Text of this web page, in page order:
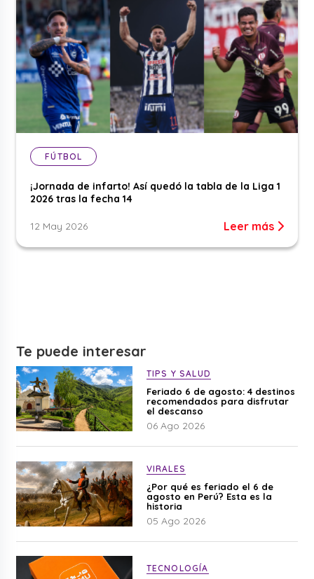
FÚTBOL
¡Jornada de infarto! Así quedó la tabla de la Liga 1
2026 tras la fecha 14
12 May 2026 Leer más
Te puede interesar
TIPS Y SALUD
Feriado 6 de agosto: 4 destinos
recomendados para disfrutar
el descanso
06 Ago 2026
VIRALES
¿Por qué es feriado el 6 de
agosto en Perú? Esta es la
historia
05 Ago 2026
TECNOLOGÍA